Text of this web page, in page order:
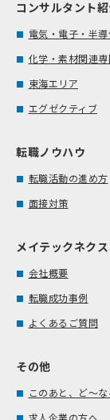
コンサルタント
電気・電子・半
化学・素材関連
東海エリア
エグゼクティブ
転職ノウハウ
転職活動の進め方
面接対策
メイテックネク
会社概要
転職成功事例
よくあるご質問
その他
このあと、ど～
求人企業の方へ